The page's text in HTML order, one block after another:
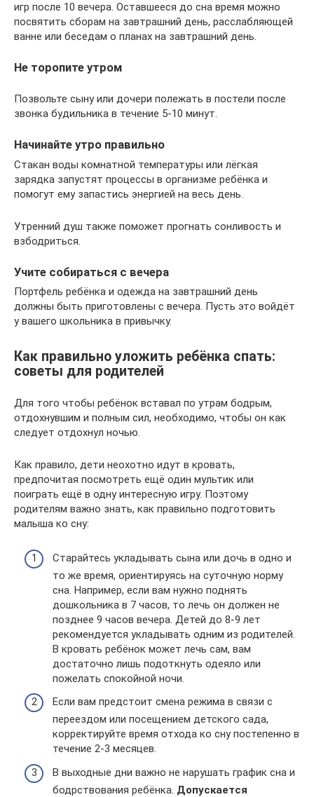
игр после 10 вечера. Оставшееся до сна время можно
посвятить сборам на завтрашний день, расслабляющей
ванне или беседам о планах на завтрашний день.
Не торопите утром
Позвольте сыну или дочери полежать в постели после
звонка будильника в течение 5-10 минут.
Начинайте утро правильно
Стакан воды комнатной температуры или лёгкая
зарядка запустят процессы в организме ребёнка и
помогут ему запастись энергией на весь день.
Утренний душ также поможет прогнать сонливость и
взбодриться.
Учите собираться с вечера
Портфель ребёнка и одежда на завтрашний день
должны быть приготовлены с вечера. Пусть это войдёт
у вашего школьника в привычку.
Как правильно уложить ребёнка спать:
советы для родителей
Для того чтобы ребёнок вставал по утрам бодрым,
отдохнувшим и полным сил, необходимо, чтобы он как
следует отдохнул ночью.
Как правило, дети неохотно идут в кровать,
предпочитая посмотреть ещё один мультик или
поиграть ещё в одну интересную игру. Поэтому
родителям важно знать, как правильно подготовить
малыша ко сну:
Старайтесь укладывать сына или дочь в одно и
то же время, ориентируясь на суточную норму
сна. Например, если вам нужно поднять
дошкольника в 7 часов, то лечь он должен не
позднее 9 часов вечера. Детей до 8-9 лет
рекомендуется укладывать одним из родителей.
В кровать ребёнок может лечь сам, вам
достаточно лишь подоткнуть одеяло или
пожелать спокойной ночи.
Если вам предстоит смена режима в связи с
переездом или посещением детского сада,
корректируйте время отхода ко сну постепенно в
течение 2-3 месяцев.
В выходные дни важно не нарушать график сна и
бодрствования ребёнка. Допускается